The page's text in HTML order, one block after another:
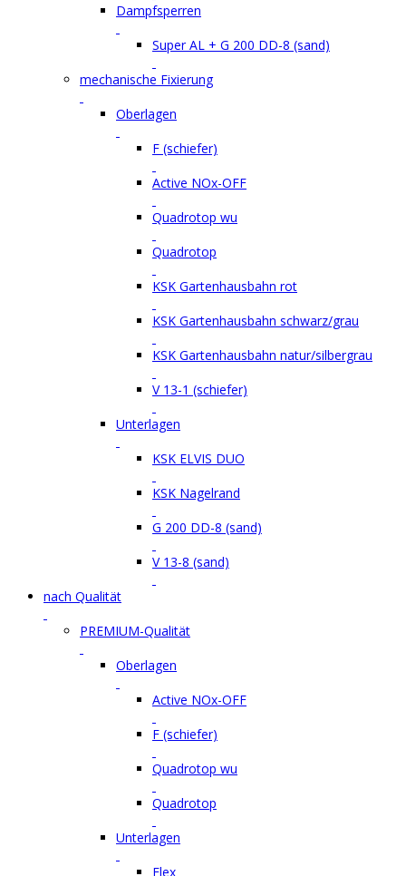
Dampfsperren
Super AL + G 200 DD-8 (sand)
mechanische Fixierung
Oberlagen
F (schiefer)
Active NOx-OFF
Quadrotop wu
Quadrotop
KSK Gartenhausbahn rot
KSK Gartenhausbahn schwarz/grau
KSK Gartenhausbahn natur/silbergrau
V 13-1 (schiefer)
Unterlagen
KSK ELVIS DUO
KSK Nagelrand
G 200 DD-8 (sand)
V 13-8 (sand)
nach Qualität
PREMIUM-Qualität
Oberlagen
Active NOx-OFF
F (schiefer)
Quadrotop wu
Quadrotop
Unterlagen
Flex